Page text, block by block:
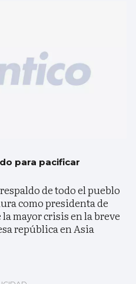
para pacificar
de todo el pueblo
como presidenta de
mayor crisis en la breve
república en Asia